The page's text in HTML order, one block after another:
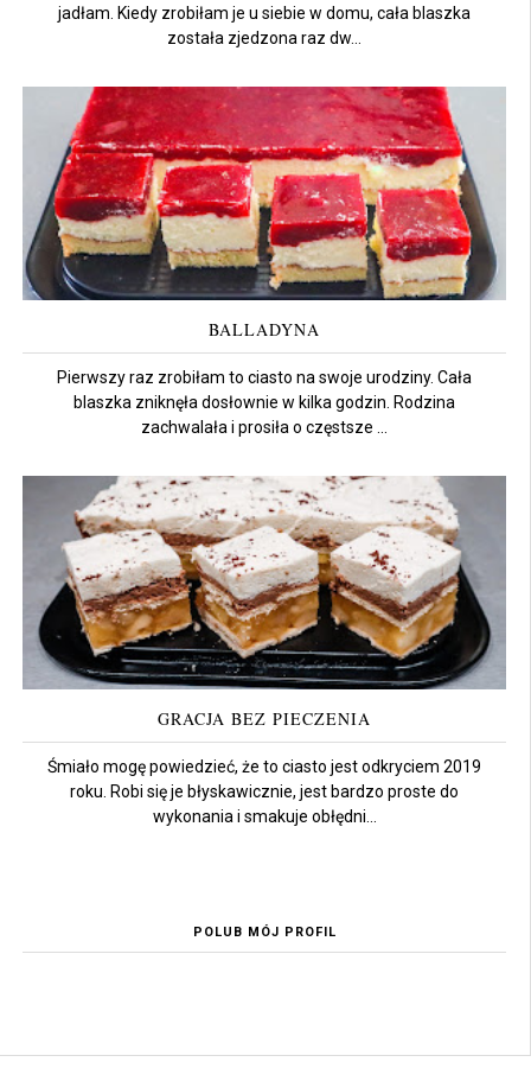
jadłam. Kiedy zrobiłam je u siebie w domu, cała blaszka
została zjedzona raz dw...
BALLADYNA
Pierwszy raz zrobiłam to ciasto na swoje urodziny. Cała
blaszka zniknęła dosłownie w kilka godzin. Rodzina
zachwalała i prosiła o częstsze ...
GRACJA BEZ PIECZENIA
Śmiało mogę powiedzieć, że to ciasto jest odkryciem 2019
roku. Robi się je błyskawicznie, jest bardzo proste do
wykonania i smakuje obłędni...
POLUB MÓJ PROFIL